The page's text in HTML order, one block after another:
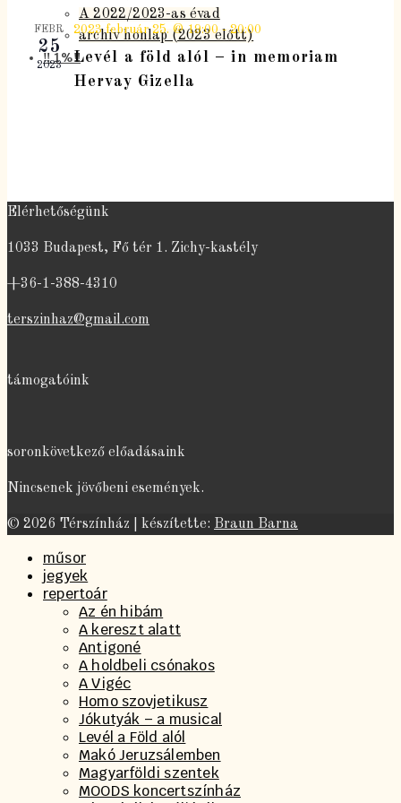
A 2022/2023-as évad
archív honlap (2023 előtt)
‼️ 1%‼️
FEBR
25
2023
2023 február 25. @ 19:00-20:00
Levél a föld alól – in memoriam
Hervay Gizella
Elérhetőségünk
1033 Budapest, Fő tér 1. Zichy-kastély
+36-1-388-4310
terszinhaz@gmail.com
támogatóink
soronkövetkező előadásaink
Nincsenek jövőbeni események.
© 2026 Térszínház | készítette: Braun Barna
műsor
jegyek
repertoár
Az én hibám
A kereszt alatt
Antigoné
A holdbeli csónakos
A Vigéc
Homo szovjetikusz
Jókutyák – a musical
Levél a Föld alól
Makó Jeruzsálemben
Magyarföldi szentek
MOODS koncertszínház